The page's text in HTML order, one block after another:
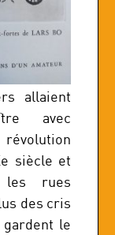
allaient
avec
siècle et
les rues
des cris
le